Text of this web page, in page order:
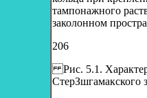
тампонажного
заколонном
206
Рис. 5.1.
СтерЗшгамакского